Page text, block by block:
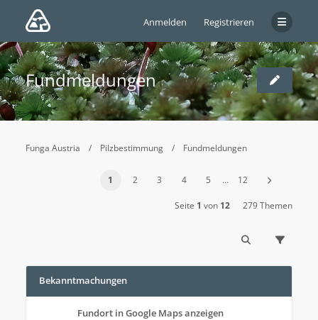
Anmelden Registrieren
Fundmeldungen
Funga Austria Pilzbestimmung Fundmeldungen
1 2 3 4 5 … 12
Seite 1 von 12 279 Themen
Bekanntmachungen
Fundort in Google Maps anzeigen